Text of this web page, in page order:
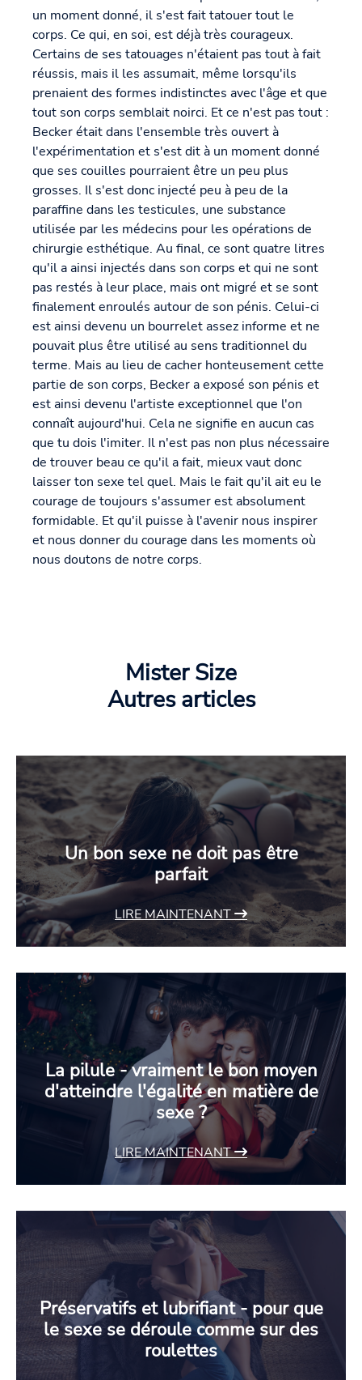
un moment donné, il s'est fait tatouer tout le
corps. Ce qui, en soi, est déjà très courageux.
Certains de ses tatouages n'étaient pas tout à fait
réussis, mais il les assumait, même lorsqu'ils
prenaient des formes indistinctes avec l'âge et que
tout son corps semblait noirci. Et ce n'est pas tout :
Becker était dans l'ensemble très ouvert à
l'expérimentation et s'est dit à un moment donné
que ses couilles pourraient être un peu plus
grosses. Il s'est donc injecté peu à peu de la
paraffine dans les testicules, une substance
utilisée par les médecins pour les opérations de
chirurgie esthétique. Au final, ce sont quatre litres
qu'il a ainsi injectés dans son corps et qui ne sont
pas restés à leur place, mais ont migré et se sont
finalement enroulés autour de son pénis. Celui-ci
est ainsi devenu un bourrelet assez informe et ne
pouvait plus être utilisé au sens traditionnel du
terme. Mais au lieu de cacher honteusement cette
partie de son corps, Becker a exposé son pénis et
est ainsi devenu l'artiste exceptionnel que l'on
connaît aujourd'hui. Cela ne signifie en aucun cas
que tu dois l'imiter. Il n'est pas non plus nécessaire
de trouver beau ce qu'il a fait, mieux vaut donc
laisser ton sexe tel quel. Mais le fait qu'il ait eu le
courage de toujours s'assumer est absolument
formidable. Et qu'il puisse à l'avenir nous inspirer
et nous donner du courage dans les moments où
nous doutons de notre corps.
Mister Size
Autres articles
Un bon sexe ne doit pas être
parfait
LIRE MAINTENANT
La pilule - vraiment le bon moyen
d'atteindre l'égalité en matière de
sexe ?
LIRE MAINTENANT
Préservatifs et lubrifiant - pour que
le sexe se déroule comme sur des
roulettes